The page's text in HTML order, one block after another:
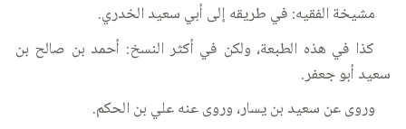
مشيخة الفقيه: في طريقه إلى أبي سعيد الخدري.
كذا في هذه الطبعة، ولكن في أكثر النسخ: أحمد بن صالح بن
سعيد أبو جعفر.
وروى عن سعيد بن يسار، وروى عنه علي بن الحكم.